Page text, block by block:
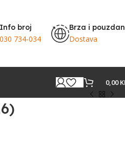
Info broj
030 734-034
Brza i
Dostava
0,00